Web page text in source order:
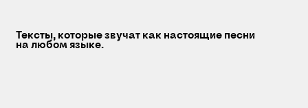
Тексты, которые звучат как настоящие песни
на любом языке.